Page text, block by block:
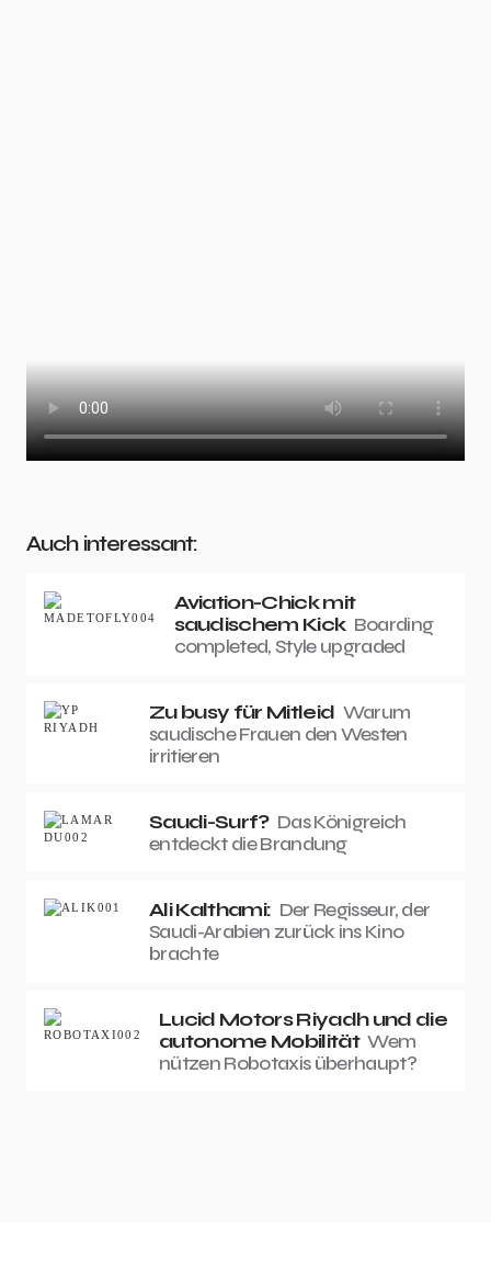
Auch interessant:
Aviation-Chick mit
saudischem Kick Boarding
completed, Style upgraded
Zu busy für Mitleid Warum
saudische Frauen den Westen
irritieren
Saudi-Surf? Das Königreich
entdeckt die Brandung
Ali Kalthami: Der Regisseur, der
Saudi-Arabien zurück ins Kino
brachte
Lucid Motors Riyadh und die
autonome Mobilität Wem
nützen Robotaxis überhaupt?